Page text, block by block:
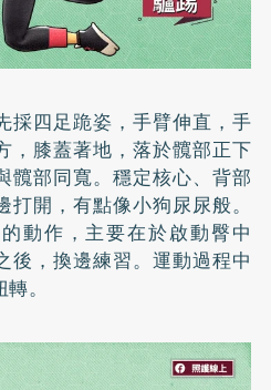
採四足跪姿，手臂伸直，手
，膝蓋著地，落於髖部正下
髖部同寬。穩定核心、背部
開，有點像小狗尿尿般。
動作，主要在於啟動臀中
後，換邊練習。運動過程中
。